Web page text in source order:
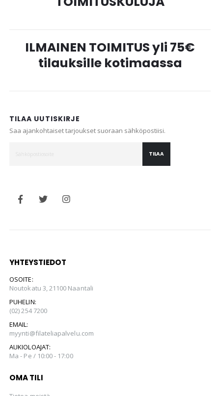
ILMAINEN TOIMITUS yli 75€
tilauksille kotimaassa
TILAA UUTISKIRJE
Saa ajankohtaiset tarjoukset suoraan sähköpostiisi.
TILAA
YHTEYSTIEDOT
OSOITE:
Noutokatu 3, 21100 Naantali
PUHELIN:
(02) 254 7200
EMAIL:
myynti@filateliapalvelu.com
AUKIOLOAJAT:
Ma - Pe / 10:00 - 17:00
OMA TILI